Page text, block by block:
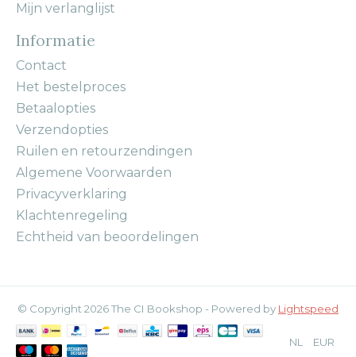
Mijn verlanglijst
Informatie
Contact
Het bestelproces
Betaalopties
Verzendopties
Ruilen en retourzendingen
Algemene Voorwaarden
Privacyverklaring
Klachtenregeling
Echtheid van beoordelingen
© Copyright 2026 The CI Bookshop - Powered by Lightspeed
NL EUR